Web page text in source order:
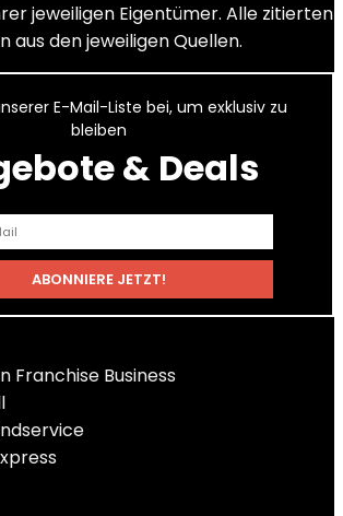
jeweiligen Eigentümer. Alle zitierten
aus den jeweiligen Quellen.
E-Mail-Liste bei, um exklusiv zu
bleiben
& Deals
Franchise Business